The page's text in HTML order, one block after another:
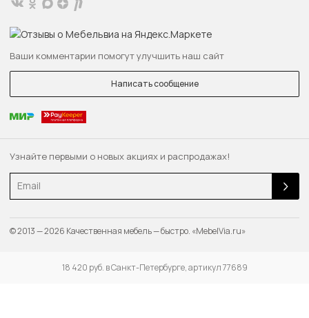
18 420 руб. в Санкт-Петербурге, артикул 77689
Узнайте первыми о новых акциях и распродажах!
Ваши комментарии помогут улучшить наш сайт
Написать сообщение
© 2013 — 2026 Качественная мебель — быстро. «MebelVia.ru»